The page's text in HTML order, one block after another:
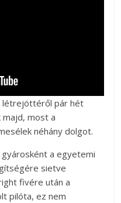
létrejöttéről pár hét
most a
néhány dolgot.
gyárosként a egyetemi
sietve
fivére után a
pilóta, ez nem